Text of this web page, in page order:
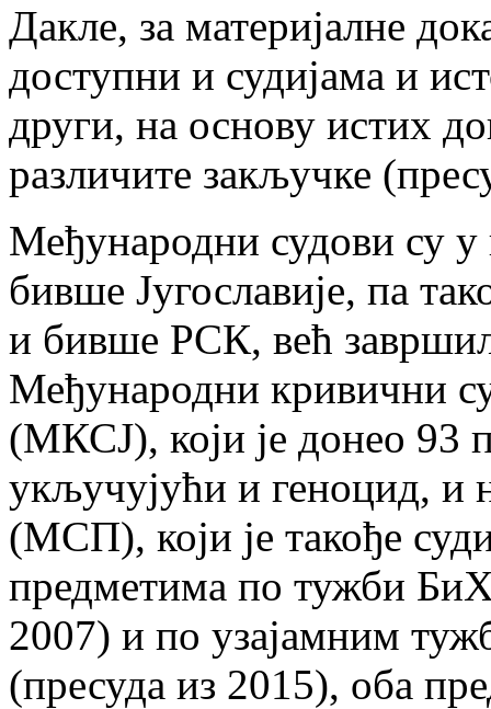
Дакле, за материјалне
доступни и судијама и
други, на основу истих
различите закључке
Међународни судови су у
бивше Југославије, па
и бивше РСК, већ
Међународни кривични
(МКСЈ), који је донео 93
укључујући и геноцид, и
(МСП), који је такође
предметима по тужби
2007) и по узајамним
(пресуда из 2015), оба